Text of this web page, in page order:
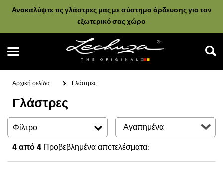
Ανακαλύψτε τις γλάστρες μας με σύστημα άρδευσης για τον
εξωτερικό σας χώρο
Αναζήτηση
Αρχική σελίδα Γλάστρες
Γλάστρες
Φίλτρο
4από 4Προβεβλημένα αποτελέσματα: